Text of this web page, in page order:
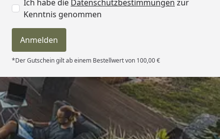
Garantie. (Garantiebestimmungen
Hinweis: Die Abbildungen zeigen ggf. Zubehör,
welches nicht im Lieferumfang enthalten ist.
Ich habe die Datenschutzbestimmungen zur
Kenntnis genommen
Anmelden
*Der Gutschein gilt ab einem Bestellwert von 100,00 €
Trusted Shops
4,81/ 5